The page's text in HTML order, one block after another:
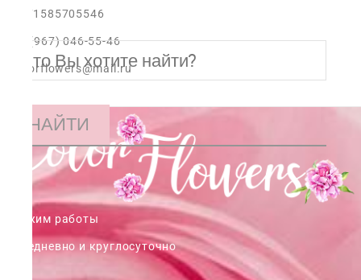
+971585705546
+7 (967) 046-55-46
colorflowers@mail.ru
Режим работы
ежедневно и круглосуточно
НАЙТИ